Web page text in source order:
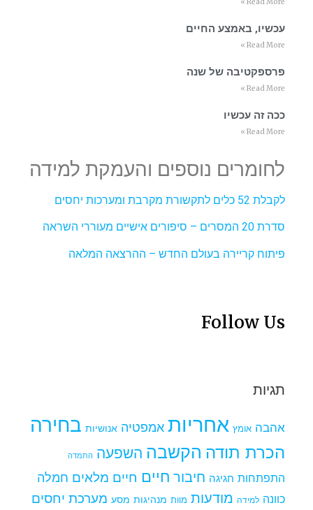
עכשיו, באמצע החיים
Read More »
פרספקטיבה של שנה
Read More »
ככה זה עכשיו
Read More »
לחומרים נוספים והעמקת למידה
לקבלת 52 כלים לתקשורת מקרבת ומערכות יחסים
סדרת 20 המסרים – סיפורים אישיים מעוררי השראה
פיתוח קריירה בעולם החדש – ההרצאה המלאה
Follow Us
תגיות
אהבה אומץ אחריות אמפטיה אנושיות בחירה
הכרת תודה הקשבה השפעה התמדה
התפתחות חגיגה חיבור חיים חיים מלאים חמלה
כוונה למידה מודעות מוות מנהיגות מסע מערכת יחסים